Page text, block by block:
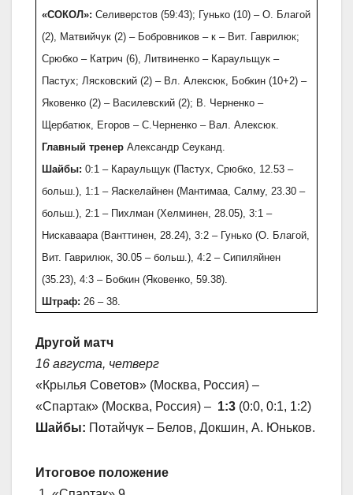
«СОКОЛ»: Селиверстов (59:43); Гунько (10) – О. Благой
(2), Матвийчук (2) – Бобровников – к – Вит. Гаврилюк;
Срюбко – Катрич (6), Литвиненко – Караульщук –
Пастух; Лясковский (2) – Вл. Алексюк, Бобкин (10+2) –
Яковенко (2) – Василевский (2); В. Черненко –
Щербатюк, Егоров – С.Черненко – Вал. Алексюк.
Главный тренер Александр Сеуканд.
Шайбы: 0:1 – Караульщук (Пастух, Срюбко, 12.53 –
больш.), 1:1 – Яаскелайнен (Мантимаа, Салму, 23.30 –
больш.), 2:1 – Пихлман (Хелминен, 28.05), 3:1 –
Нискаваара (Ванттинен, 28.24), 3:2 – Гунько (О. Благой,
Вит. Гаврилюк, 30.05 – больш.), 4:2 – Сипиляйнен
(35.23), 4:3 – Бобкин (Яковенко, 59.38).
Штраф: 26 – 38.
Другой матч
16 августа, четверг
«Крылья Советов» (Москва, Россия) –
«Спартак» (Москва, Россия) – 1:3 (0:0, 0:1, 1:2)
Шайбы: Потайчук – Белов, Докшин, А. Юньков.
Итоговое положение